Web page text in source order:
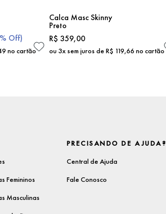
Off)
no cartão
Calca Masc Skinny
Preto
R$ 359,00
ou 3x sem juros de R$ 119,66 no cartão
Femininos
Masculinas
PRECISANDO DE AJUDA?
Central de Ajuda
Fale Conosco